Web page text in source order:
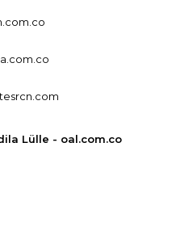
Lülle - oal.com.co